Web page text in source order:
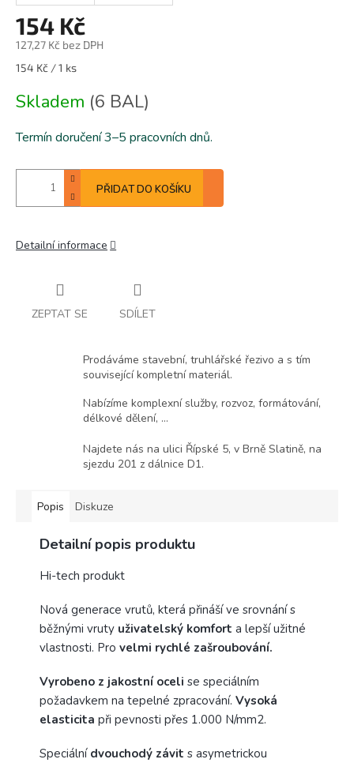
154 Kč
127,27 Kč bez DPH
Měrná
154 Kč / 1 ks
Skladem (6 BAL)
Termín doručení 3–5 pracovních dnů.
PŘIDAT DO KOŠÍKU
Detailní informace
ZEPTAT SE SDÍLET
Prodáváme stavební, truhlářské řezivo a s tím
související kompletní materiál.
Nabízíme komplexní služby, rozvoz, formátování,
délkové dělení, ...
Najdete nás na ulici Řípské 5, v Brně Slatině, na
sjezdu 201 z dálnice D1.
Popis Diskuze
Detailní popis produktu
Hi-tech produkt
Nová generace vrutů, která přináší ve srovnání s
běžnými vruty uživatelský komfort a lepší užitné
vlastnosti. Pro velmi rychlé zašroubování.
Vyrobeno z jakostní oceli se speciálním
požadavkem na tepelné zpracování. Vysoká
elasticita při pevnosti přes 1.000 N/mm2.
Speciální dvouchodý závit s asymetrickou